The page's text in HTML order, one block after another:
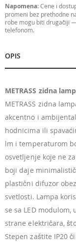
Napomena:Cene i
promeni bez prethodne
robe mogu biti drugačiji
telefonom.
OPIS
METRASS zidna
METRASS zidna
akcentno i
hodnicima ili
lm i temperaturom
osvetljenje koje ne
boji daje
plastični difuzor
svetlosti. Lampa
se sa LED modulom,
strane električara,
Stepen zaštite IP20